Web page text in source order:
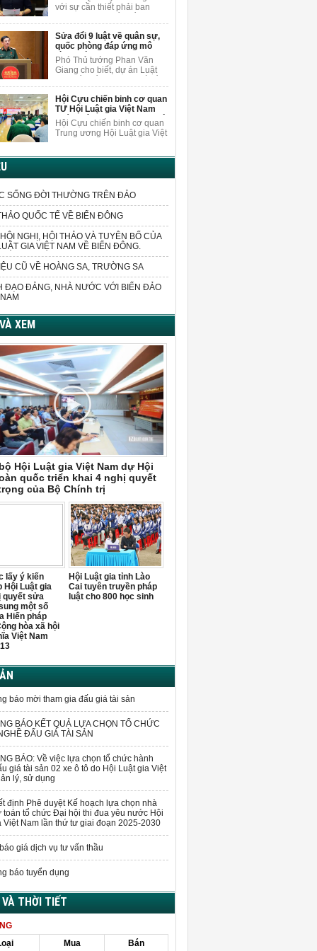
trường AI.
làm vì lợi ích chung
với sự cần thiết phải ban
một số điều của Luật Trách
nhiệm bồi thường của Nhà
nước.
Sửa đổi 9 luật về quân sự,
quốc phòng đáp ứng mô
hình chính quyền 2 cấp
Phó Thủ tướng Phan Văn
Giang cho biết, dự án Luật
của 9 luật về quân sự, quốc
phòng sửa đổi các quy định
liên quan đến sắp xếp tổ
chức bộ máy và xử lý các vấn
đề cấp bách phát sinh trong
thực tiễn.
Hội Cựu chiến binh cơ quan
TƯ Hội Luật gia Việt Nam
quán triệt Nghị quyết Đại hội
VIII
Hội Cựu chiến binh cơ quan
Trung ương Hội Luật gia Việt
nhiệm kỳ 2026-2031.
SỐNG ĐỜI THƯỜNG TRÊN ĐẢO
QUỐC TẾ VỀ BIỂN ĐÔNG
NGHỊ, HỘI THẢO VÀ TUYÊN BỐ CỦA
GIA VIỆT NAM VỀ BIỂN ĐÔNG.
CŨ VỀ HOÀNG SA, TRƯỜNG SA
ĐẠO ĐẢNG, NHÀ NƯỚC VỚI BIỂN ĐẢO
XEM
Hội Luật gia Việt Nam dự Hội
quốc triển khai 4 nghị quyết
của Bộ Chính trị
lấy ý kiến
Hội Luật gia
quyết sửa
một số
Hiến pháp
hòa xã hội
Việt Nam
Hội Luật gia tỉnh Lào
Cai tuyên truyền pháp
luật cho 800 học sinh
báo mời tham gia đấu giá tài sản
BÁO KẾT QUẢ LỰA CHỌN TỔ CHỨC
ĐẤU GIÁ TÀI SẢN
BÁO: Về việc lựa chọn tổ chức hành
giá tài sản 02 xe ô tô do Hội Luật gia Việt
lý, sử dụng
định Phê duyệt Kế hoạch lựa chọn nhà
toán tổ chức Đại hội thi đua yêu nước Hội
Việt Nam lần thứ tư giai đoạn 2025-2030
giá dịch vụ tư vấn thầu
báo tuyển dụng
THỜI TIẾT
Mua
Bán